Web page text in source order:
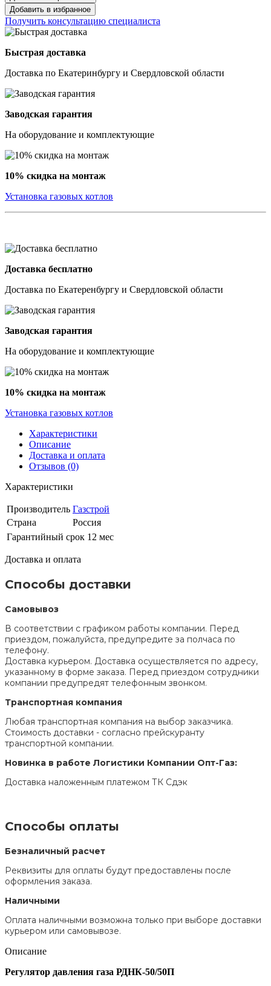
Добавить в избранное
Получить консультацию специалиста
Быстрая доставка
Доставка по Екатеринбургу и Свердловской области
Заводская гарантия
На оборудование и комплектующие
10% скидка на монтаж
Установка газовых котлов
Доставка бесплатно
Доставка по Екатеренбургу и Свердловской области
Заводская гарантия
На оборудование и комплектующие
10% скидка на монтаж
Установка газовых котлов
Характеристики
Описание
Доставка и оплата
Отзывов (0)
Характеристики
Производитель Газстрой
Страна
Россия
Гарантийный срок 12 мес
Доставка и оплата
Способы доставки
Самовывоз
В соответствии с графиком работы компании. Перед
приездом, пожалуйста, предупредите за полчаса по
телефону.
Доставка курьером. Доставка осуществляется по адресу,
указанному в форме заказа. Перед приездом сотрудники
компании предупредят телефонным звонком.
Транспортная компания
Любая транспортная компания на выбор заказчика.
Стоимость доставки - согласно прейскуранту
транспортной компании.
Новинка в работе Логистики Компании Опт-Газ:
Доставка наложенным платежом ТК Сдэк
Способы оплаты
Безналичный расчет
Реквизиты для оплаты будут предоставлены после
оформления заказа.
Наличными
Оплата наличными возможна только при выборе доставки
курьером или самовывозе.
Описание
Регулятор давления газа РДНК-50/50П